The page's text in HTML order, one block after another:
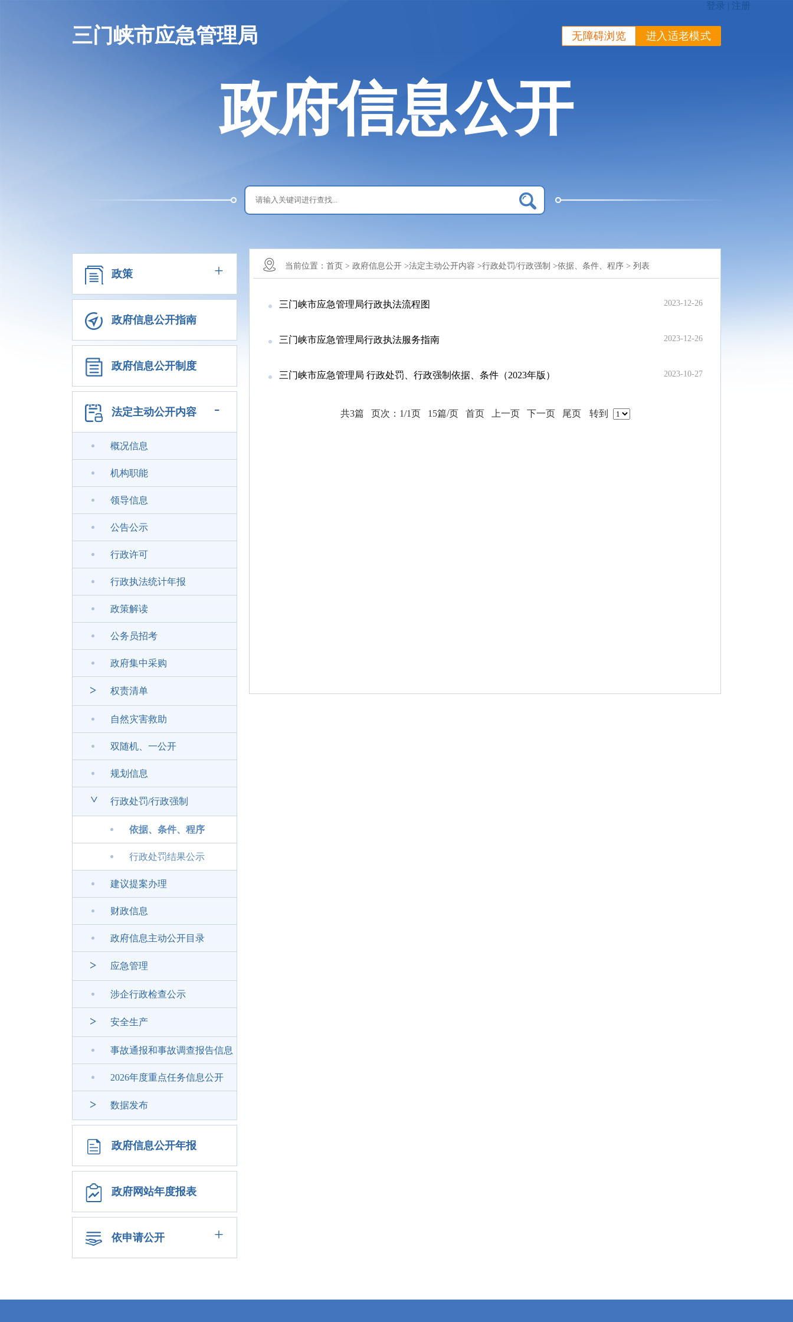
三门峡市应急管理局 无障碍浏览 进入适老模式
政府信息公开
政策 +
政府信息公开指南
政府信息公开制度
法定主动公开内容 -
概况信息
机构职能
领导信息
公告公示
行政许可
行政执法统计年报
政策解读
公务员招考
政府集中采购
> 权责清单
自然灾害救助
双随机、一公开
规划信息
> 行政处罚/行政强制
依据、条件、程序
行政处罚结果公示
建议提案办理
财政信息
政府信息主动公开目录
> 应急管理
涉企行政检查公示
> 安全生产
事故通报和事故调查报告信息
2026年度重点任务信息公开
> 数据发布
政府信息公开年报
政府网站年度报表
依申请公开 +
当前位置： 首页 > 政府信息公开 >法定主动公开内容 >行政处罚/行政强制 >依据、条件、程序 > 列表
三门峡市应急管理局行政执法流程图 2023-12-26
三门峡市应急管理局行政执法服务指南 2023-12-26
三门峡市应急管理局 行政处罚、行政强制依据、条件（2023年版） 2023-10-27
共3篇 页次：1/1页 15篇/页 首页 上一页 下一页 尾页 转到